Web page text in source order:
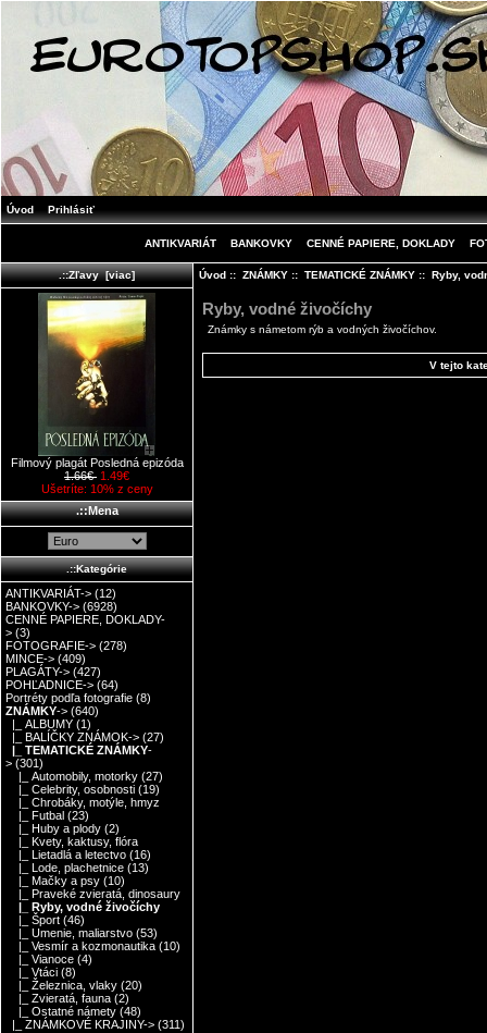
Úvod Prihlásiť
ANTIKVARIÁT BANKOVKY CENNÉ PAPIERE, DOKLADY
.::Zľavy [viac]
Filmový plagát Posledná epizóda
1.66€ 1.49€
Ušetríte: 10% z ceny
.::Mena
.::Kategórie
ANTIKVARIÁT-> (12)
BANKOVKY-> (6928)
CENNÉ PAPIERE, DOKLADY-
> (3)
FOTOGRAFIE-> (278)
MINCE-> (409)
PLAGÁTY-> (427)
POHĽADNICE-> (64)
Portréty podľa fotografie (8)
ZNÁMKY-> (640)
|_ ALBUMY (1)
|_ BALÍČKY ZNÁMOK-> (27)
|_ TEMATICKÉ ZNÁMKY-
> (301)
|_ Automobily, motorky (27)
|_ Celebrity, osobnosti (19)
|_ Chrobáky, motýle, hmyz
|_ Futbal (23)
|_ Huby a plody (2)
|_ Kvety, kaktusy, flóra
|_ Lietadlá a letectvo (16)
|_ Lode, plachetnice (13)
|_ Mačky a psy (10)
|_ Praveké zvieratá, dinosaury
|_ Ryby, vodné živočíchy
|_ Šport (46)
|_ Umenie, maliarstvo (53)
|_ Vesmír a kozmonautika (10)
|_ Vianoce (4)
|_ Vtáci (8)
|_ Železnica, vlaky (20)
|_ Zvieratá, fauna (2)
|_ Ostatné námety (48)
|_ ZNÁMKOVÉ KRAJINY-> (311)
Úvod:: ZNÁMKY:: TEMATICKÉ ZNÁMKY:: Ryby,
Ryby, vodné živočíchy
Známky s námetom rýb a vodných živočíchov.
V tejto